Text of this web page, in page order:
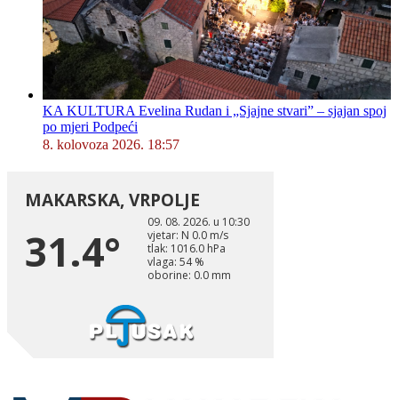
KA KULTURA Evelina Rudan i „Sjajne stvari” – sjajan spoj
po mjeri Podpeći
8. kolovoza 2026. 18:57